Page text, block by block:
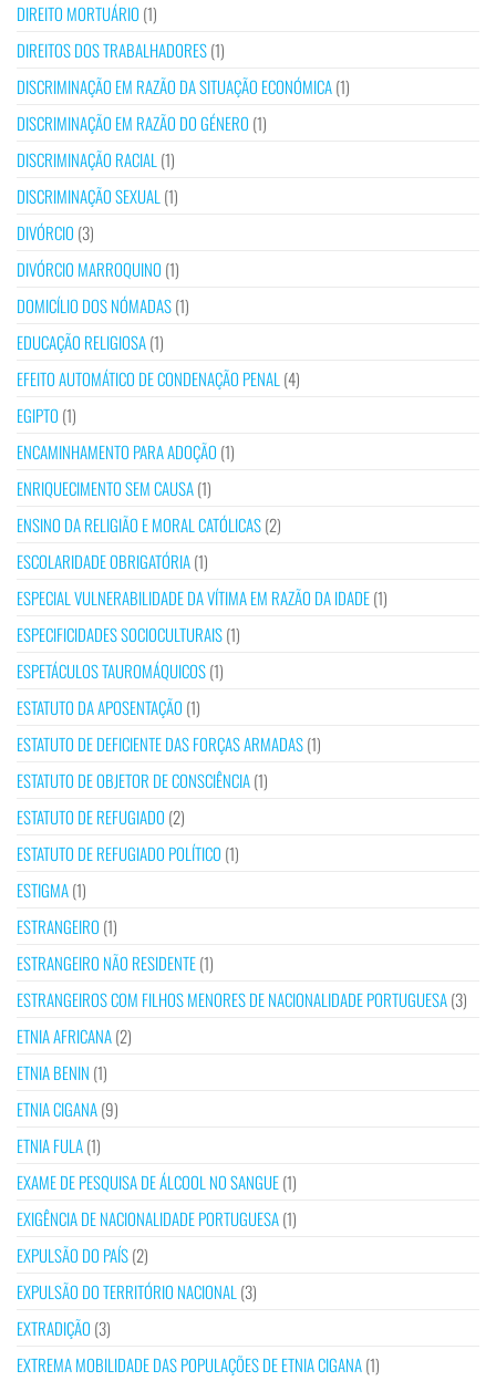
DIREITO MORTUÁRIO (1)
DIREITOS DOS TRABALHADORES(1)
DISCRIMINAÇÃO EM RAZÃO DA SITUAÇÃO ECONÓMICA(1)
DISCRIMINAÇÃO EM RAZÃO DO GÉNERO (1)
DISCRIMINAÇÃO RACIAL (1)
DISCRIMINAÇÃO SEXUAL (1)
DIVÓRCIO (3)
DIVÓRCIO MARROQUINO (1)
DOMICÍLIO DOS NÓMADAS(1)
EDUCAÇÃO RELIGIOSA(1)
EFEITO AUTOMÁTICO DE CONDENAÇÃO PENAL (4)
EGIPTO (1)
ENCAMINHAMENTO PARA ADOÇÃO (1)
ENRIQUECIMENTO SEM CAUSA(1)
ENSINO DA RELIGIÃO E MORAL CATÓLICAS(2)
ESCOLARIDADE OBRIGATÓRIA(1)
ESPECIAL VULNERABILIDADE DA VÍTIMA EM RAZÃO DA IDADE(1)
ESPECIFICIDADES SOCIOCULTURAIS(1)
ESPETÁCULOS TAUROMÁQUICOS(1)
ESTATUTO DA APOSENTAÇÃO (1)
ESTATUTO DE DEFICIENTE DAS FORÇAS ARMADAS(1)
ESTATUTO DE OBJETOR DE CONSCIÊNCIA(1)
ESTATUTO DE REFUGIADO (2)
ESTATUTO DE REFUGIADO POLÍTICO (1)
ESTIGMA(1)
ESTRANGEIRO (1)
ESTRANGEIRO NÃO RESIDENTE(1)
ESTRANGEIROS COM FILHOS MENORES DE NACIONALIDADE PORTUGUESA(3)
ETNIA AFRICANA(2)
ETNIA BENIN (1)
ETNIA CIGANA(9)
ETNIA FULA(1)
EXAME DE PESQUISA DE ÁLCOOL NO SANGUE(1)
EXIGÊNCIA DE NACIONALIDADE PORTUGUESA(1)
EXPULSÃO DO PAÍS(2)
EXPULSÃO DO TERRITÓRIO NACIONAL (3)
EXTRADIÇÃO (3)
EXTREMA MOBILIDADE DAS POPULAÇÕES DE ETNIA CIGANA(1)